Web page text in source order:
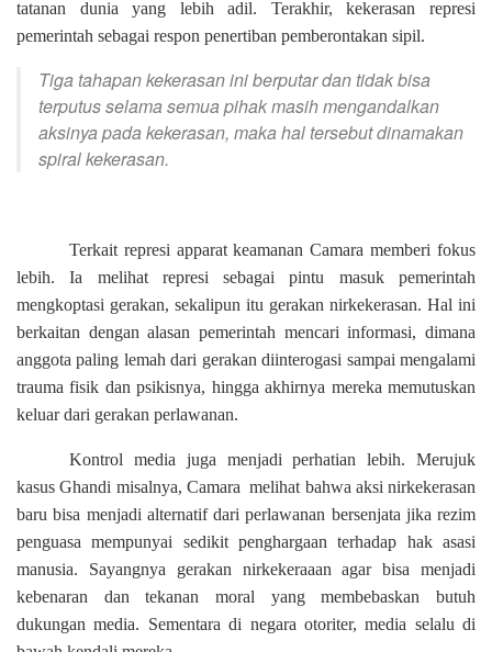
tatanan dunia yang lebih adil. Terakhir, kekerasan represi
pemerintah sebagai respon penertiban pemberontakan sipil.
Tiga tahapan kekerasan ini berputar dan tidak bisa
terputus selama semua pihak masih mengandalkan
aksinya pada kekerasan, maka hal tersebut dinamakan
spiral kekerasan.
Terkait represi apparat keamanan Camara memberi fokus
lebih. Ia melihat represi sebagai pintu masuk pemerintah
mengkoptasi gerakan, sekalipun itu gerakan nirkekerasan. Hal ini
berkaitan dengan alasan pemerintah mencari informasi, dimana
anggota paling lemah dari gerakan diinterogasi sampai mengalami
trauma fisik dan psikisnya, hingga akhirnya mereka memutuskan
keluar dari gerakan perlawanan.
Kontrol media juga menjadi perhatian lebih. Merujuk
kasus Ghandi misalnya, Camara melihat bahwa aksi nirkekerasan
baru bisa menjadi alternatif dari perlawanan bersenjata jika rezim
penguasa mempunyai sedikit penghargaan terhadap hak asasi
manusia. Sayangnya gerakan nirkekeraaan agar bisa menjadi
kebenaran dan tekanan moral yang membebaskan butuh
dukungan media. Sementara di negara otoriter, media selalu di